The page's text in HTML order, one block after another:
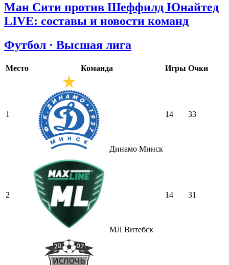
Ман Сити против Шеффилд Юнайтед
LIVE: составы и новости команд
Футбол · Высшая лига
Место Команда Игры Очки
1
Динамо Минск
14 33
2
МЛ Витебск
14 31